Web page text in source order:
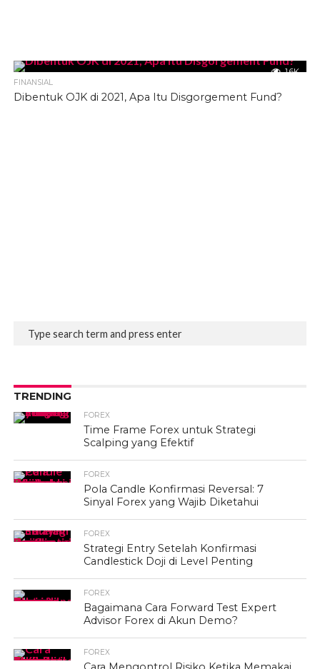
1.6K
FINANSIAL
Dibentuk OJK di 2021, Apa Itu Disgorgement Fund?
TRENDING
FOREX
Time Frame Forex untuk Strategi
Scalping yang Efektif
FOREX
Pola Candle Konfirmasi Reversal: 7
Sinyal Forex yang Wajib Diketahui
FOREX
Strategi Entry Setelah Konfirmasi
Candlestick Doji di Level Penting
FOREX
Bagaimana Cara Forward Test Expert
Advisor Forex di Akun Demo?
FOREX